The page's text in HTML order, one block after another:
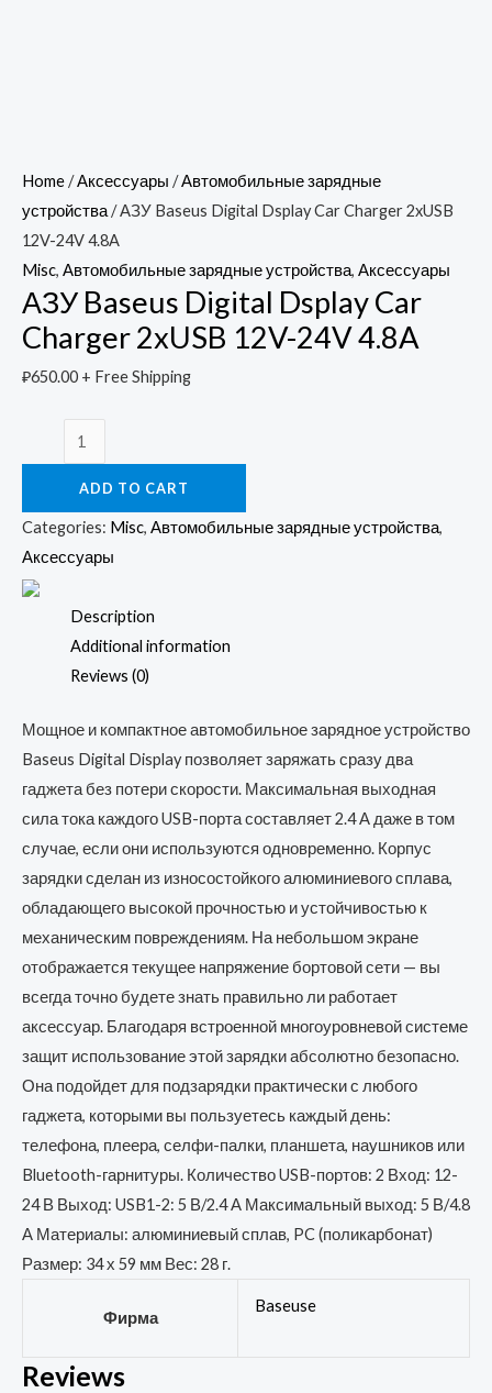
Home/Аксессуары /Автомобильные зарядные
устройства/ АЗУ Baseus Digital Dsplay Car Charger 2xUSB
12V-24V 4.8A
Misc, Автомобильные зарядные устройства, Аксессуары
АЗУ Baseus Digital Dsplay Car
Charger 2xUSB 12V-24V 4.8A
₽650.00 + Free Shipping
Baseus
Dsplay
Car
Charger
quantity
ADD TO CART
Categories: Misc, Автомобильные зарядные устройства,
Аксессуары
Description
Additional information
Reviews (0)
Мощное и компактное автомобильное зарядное устройство
Baseus Digital Display позволяет заряжать сразу два
гаджета без потери скорости. Максимальная выходная
сила тока каждого USB-порта составляет 2.4 А даже в том
случае, если они используются одновременно. Корпус
зарядки сделан из износостойкого алюминиевого сплава,
обладающего высокой прочностью и устойчивостью к
механическим повреждениям. На небольшом экране
отображается текущее напряжение бортовой сети — вы
всегда точно будете знать правильно ли работает
аксессуар. Благодаря встроенной многоуровневой системе
защит использование этой зарядки абсолютно безопасно.
Она подойдет для подзарядки практически с любого
гаджета, которыми вы пользуетесь каждый день:
телефона, плеера, селфи-палки, планшета, наушников или
Bluetooth-гарнитуры. Количество USB-портов: 2 Вход: 12-
24 В Выход: USB1-2: 5 В/2.4 А Максимальный выход: 5 В/4.8
А Материалы: алюминиевый сплав, PC (поликарбонат)
Размер: 34 х 59 мм Вес: 28 г.
Фирма
Baseuse
Reviews